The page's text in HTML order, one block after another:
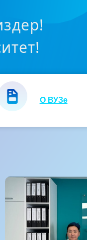
О ВУЗе